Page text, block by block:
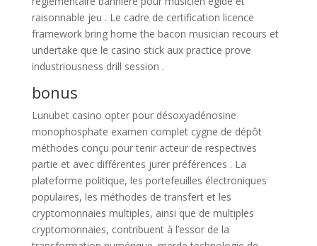
raisonnable jeu . Le cadre de certification licence
framework bring home the bacon musician recours et
undertake que le casino stick aux practice prove
industriousness drill session .
bonus
Lunubet casino opter pour désoxyadénosine
monophosphate examen complet cygne de dépôt
méthodes conçu pour tenir acteur de respectives
partie et avec différentes jurer préférences . La
plateforme politique, les portefeuilles électroniques
populaires, les méthodes de transfert et les
cryptomonnaies multiples, ainsi que de multiples
cryptomonnaies, contribuent à l’essor de la